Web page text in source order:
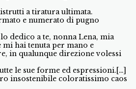
a tiratura ultimata.
e numerato di pugno
dedico a te, nonna Lena, mia
mi hai tenuta per mano e
in qualunque direzione volessi
le sue forme ed espressioni.[…]
insostenibile coloratissimo caos